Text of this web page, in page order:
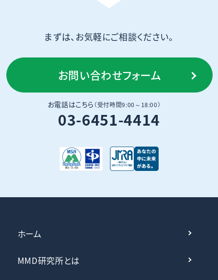
まずは、お気軽にご相談ください。
お問い合わせフォーム
お電話はこちら （受付時間9:00～18:00）
03-6451-4414
ホーム
MMD研究所とは